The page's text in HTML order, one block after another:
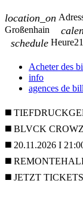
location_on
Großenhain
schedule Heure
Acheter des
info
agences de
◼️
◼️ BLVCK
◼️ 20.11.2026 I
◼️
◼️ JETZT